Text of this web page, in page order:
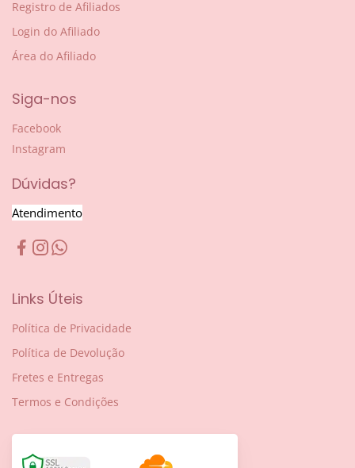
Registro de Afiliados
Login do Afiliado
Área do Afiliado
Siga-nos
Facebook
Instagram
Dúvidas?
Atendimento
Links Úteis
Política de Privacidade
Política de Devolução
Fretes e Entregas
Termos e Condições